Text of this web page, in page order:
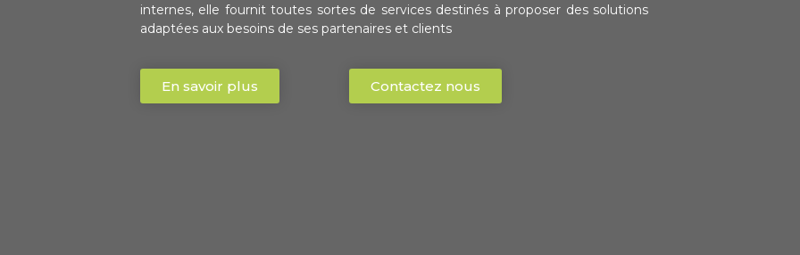
internes, elle fournit toutes sortes de services destinés à proposer des solutions
adaptées aux besoins de ses partenaires et clients
En savoir plus Contactez nous